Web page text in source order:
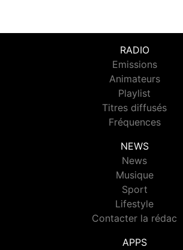
RADIO
Emissions
Animateurs
Playlist
Titres diffusés
Fréquences
NEWS
News
Musique
Sport
Lifestyle
Contacter la rédac
APPS